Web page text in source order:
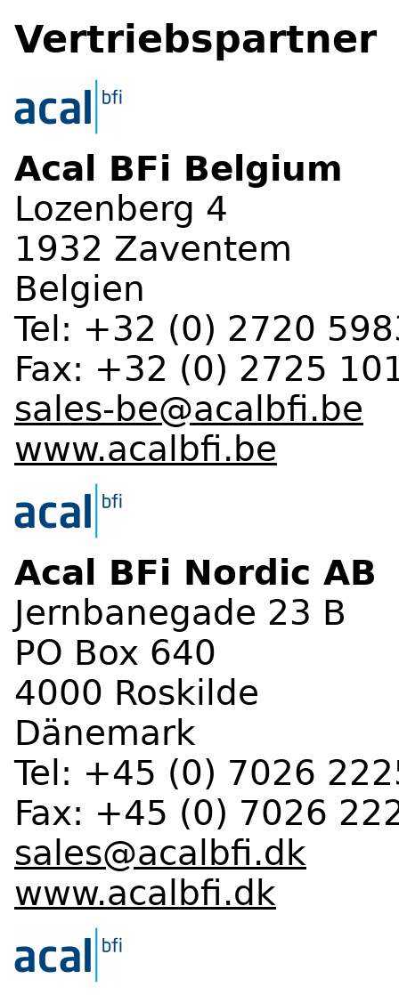
Vertriebspartner
Acal BFi Belgium
Lozenberg 4
1932 Zaventem
Belgien
Tel: +32 (0) 2720
Fax: +32 (0) 2725
sales-be@acalbfi.be
www.acalbfi.be
Acal BFi Nordic AB
Jernbanegade 23 B
PO Box 640
4000 Roskilde
Dänemark
Tel: +45 (0) 7026
Fax: +45 (0) 7026
sales@acalbfi.dk
www.acalbfi.dk